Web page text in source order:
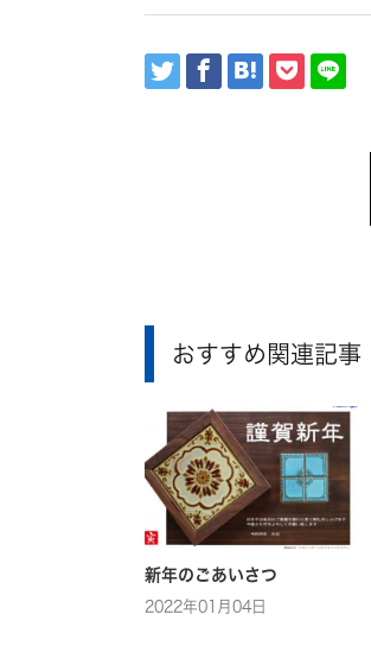
おすすめ関連記事
新年のごあいさつ
2022年01月04日